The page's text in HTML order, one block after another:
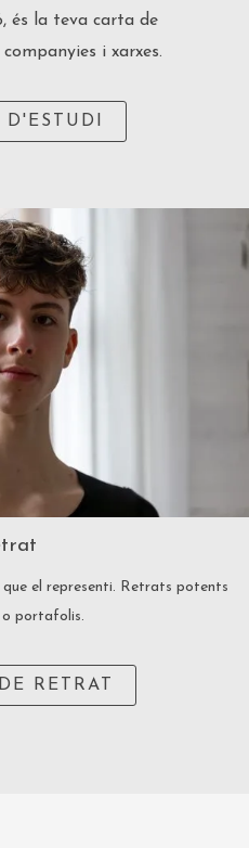
és la teva carta de
i xarxes.
el representi. Retrats potents
o portafolis.
RETRAT